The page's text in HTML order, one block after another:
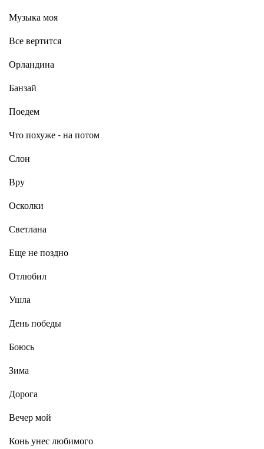
Музыка моя
Все вертится
Орландина
Банзай
Поедем
Что похуже - на потом
Слон
Вру
Осколки
Светлана
Еще не поздно
Отлюбил
Ушла
День победы
Боюсь
Зима
Дорога
Вечер мой
Конь унес любимого